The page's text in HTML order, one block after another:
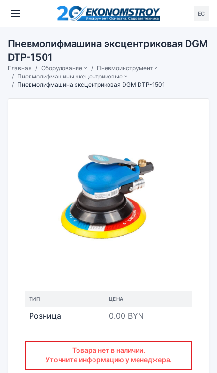
ЕС
Пневмолифмашина эксцентриковая DGM
DTP-1501
Главная Оборудование
Пневмоинструмент
Пневмолифмашины эксцентриковые
Пневмолифмашина эксцентриковая DGM DTP-1501
ТИП ЦЕНА
Розница 0.00 BYN
Товара нет в наличии.
Уточните информацию у менеджера.